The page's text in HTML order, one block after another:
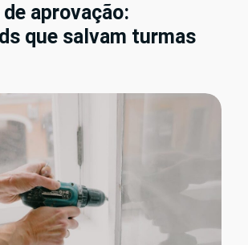
aprovação:
que salvam turmas